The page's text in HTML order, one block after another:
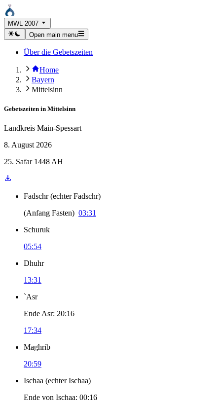
MWL 2007
Open main menu
Über die Gebetszeiten
Home
Bayern
Mittelsinn
Gebetszeiten in Mittelsinn
Landkreis Main-Spessart
8. August 2026
25. Safar 1448 AH
Fadschr (echter Fadschr)
(Anfang Fasten) 03:31
Schuruk
05:54
Dhuhr
13:31
`Asr
Ende Asr: 20:16
17:34
Maghrib
20:59
Ischaa (echter Ischaa)
Ende von Ischaa: 00:16